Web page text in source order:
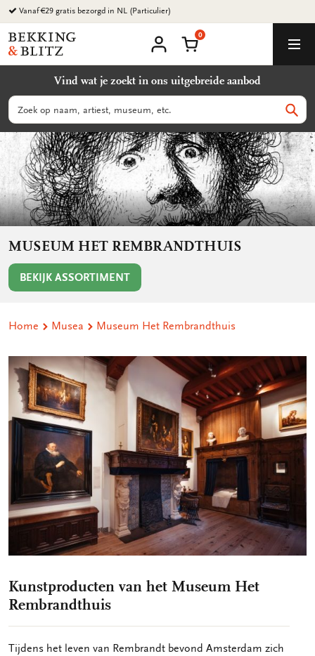
Ga
naar
content
Vanaf €29 gratis bezorgd in NL (Particulier)
Bekking
&
B.V.
account
Winkelmand
0
Vind wat je zoekt in ons uitgebreide aanbod
Zoeken
MUSEUM HET REMBRANDTHUIS
BEKIJK ASSORTIMENT
Home Musea Museum Het Rembrandthuis
Kunstproducten van het Museum Het
Rembrandthuis
Tijdens het leven van Rembrandt bevond Amsterdam zich